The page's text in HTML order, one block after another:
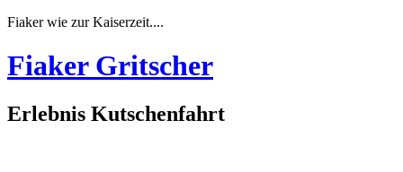
Fiaker wie zur Kaiserzeit....
Fiaker Gritscher
Erlebnis Kutschenfahrt